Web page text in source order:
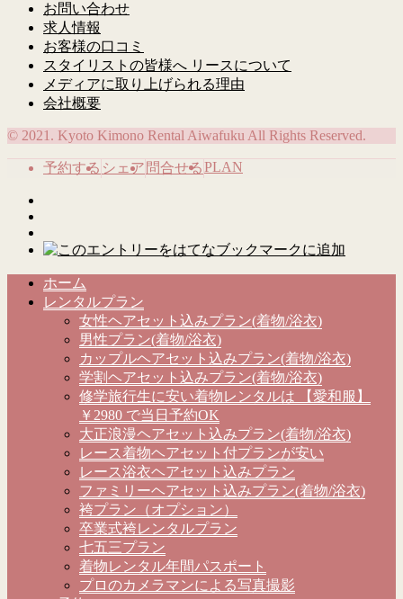
お問い合わせ
求人情報
お客様の口コミ
スタイリストの皆様へ リースについて
メディアに取り上げられる理由
会社概要
© 2021. Kyoto Kimono Rental Aiwafuku All Rights Reserved.
予約する シェア 問合せるPLAN
ホーム
レンタルプラン
女性ヘアセット込みプラン(着物/浴衣)
男性プラン(着物/浴衣)
カップルヘアセット込みプラン(着物/浴衣)
学割ヘアセット込みプラン(着物/浴衣)
修学旅行生に安い着物レンタルは 【愛和服】
￥2980 で当日予約OK
大正浪漫ヘアセット込みプラン(着物/浴衣)
レース着物ヘアセット付プランが安い
レース浴衣ヘアセット込みプラン
ファミリーヘアセット込みプラン(着物/浴衣)
袴プラン（オプション）
卒業式袴レンタルプラン
七五三プラン
着物レンタル年間パスポート
プロのカメラマンによる写真撮影